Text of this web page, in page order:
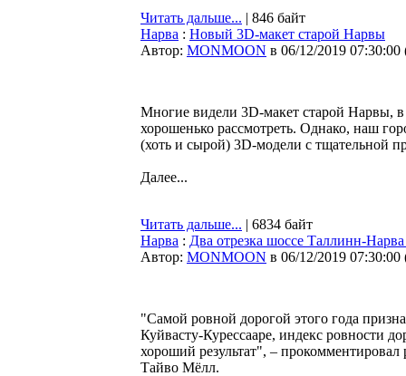
Читать дальше... | 846 байт
Нарва : Новый 3D-макет старой Нарвы
Автор: MONMOON в 06/12/2019 07:30:00
Многие видели 3D-макет старой Нарвы,
хорошенько рассмотреть. Однако, наш
(хоть и сырой) 3D-модели с тщательной
Далее...
Читать дальше... | 6834 байт
Нарва : Два отрезка шоссе Таллинн-
Автор: MONMOON в 06/12/2019 07:30:00
"Самой ровной дорогой этого года
Куйвасту-Курессааре, индекс ровности
хороший результат", – прокомментировал
Тайво Мёлл.